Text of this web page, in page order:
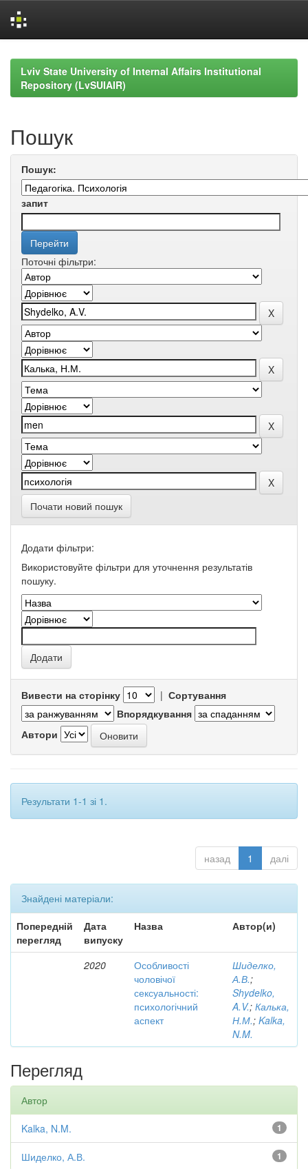
navigationLviv State University of Internal Affairs Institutional
Repository (LvSUIAIR)
Пошук
Пошук:
запит
Поточні фільтри:
Почати новий пошук
Додати фільтри:
Використовуйте фільтри для уточнення результатів
пошуку.
Вивести на сторінку | Сортування
Впорядкування
Автори
Результати 1-1 зі 1.
назад 1 далі
Знайдені матеріали:
Попередній
перегляд
Дата
випуску
Назва Автор(и)
2020
Особливості
чоловічої
сексуальності:
психологічний
аспект
Шиделко,
А.В.;
Shydelko,
A.V.; Калька,
Н.М.; Kalka,
N.M.
Перегляд
Автор
1
Kalka, N.M.
1
Шиделко, А.В.